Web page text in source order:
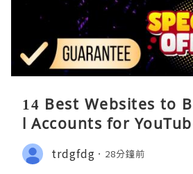
14 Best Websites to
l Accounts for
trdgfdg 28分鐘前